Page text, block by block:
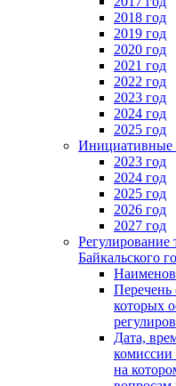
2018 год
2019 год
2020 год
2021 год
2022 год
2023 год
2024 год
2025 год
Инициативные
2023 год
2024 год
2025 год
2026 год
2027 год
Регулирование
Байкальского
Перечень
которых
Дата,
комиссии
на